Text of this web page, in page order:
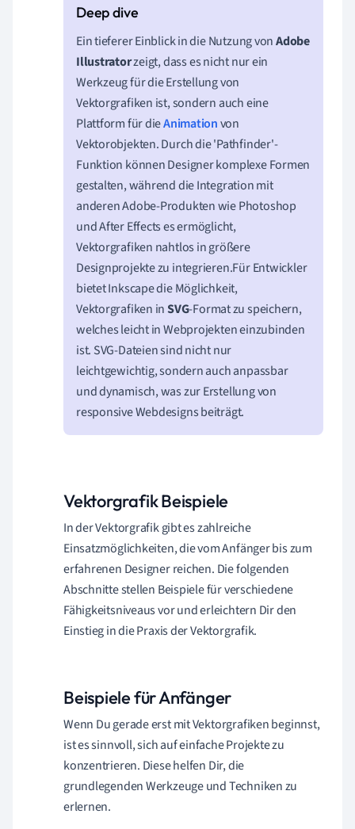
Ein tieferer Einblick in die Nutzung vonAdobe
Illustratorzeigt, dass es nicht nur ein
Werkzeug für die Erstellung von
Vektorgrafiken ist, sondern auch eine
Plattform für dieAnimationvon
Vektorobjekten. Durch die 'Pathfinder'-
Funktion können Designer komplexe Formen
gestalten, während die Integration mit
anderen Adobe-Produkten wie Photoshop
und After Effects es ermöglicht,
Vektorgrafiken nahtlos in größere
Designprojekte zu integrieren.Für Entwickler
bietet Inkscape die Möglichkeit,
Vektorgrafiken inSVG-Format zu speichern,
welches leicht in Webprojekten einzubinden
ist. SVG-Dateien sind nicht nur
leichtgewichtig, sondern auch anpassbar
und dynamisch, was zur Erstellung von
responsive Webdesigns beiträgt.
Vektorgrafik Beispiele
In der Vektorgrafik gibt es zahlreiche
Einsatzmöglichkeiten, die vom Anfänger bis zum
erfahrenen Designer reichen. Die folgenden
Abschnitte stellen Beispiele für verschiedene
Fähigkeitsniveaus vor und erleichtern Dir den
Einstieg in die Praxis der Vektorgrafik.
Beispiele für Anfänger
Wenn Du gerade erst mit Vektorgrafiken beginnst,
ist es sinnvoll, sich auf einfache Projekte zu
konzentrieren. Diese helfen Dir, die
grundlegenden Werkzeuge und Techniken zu
erlernen.